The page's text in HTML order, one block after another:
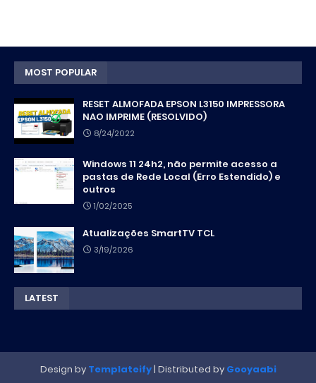
MOST POPULAR
RESET ALMOFADA EPSON L3150 IMPRESSORA
NAO IMPRIME (RESOLVIDO)
8/24/2022
Windows 11 24h2, não permite acesso a
pastas de Rede Local (Erro Estendido) e
outros
1/02/2025
Atualizações SmartTV TCL
3/19/2026
LATEST
Design by Templateify| Distributed by Gooyaabi